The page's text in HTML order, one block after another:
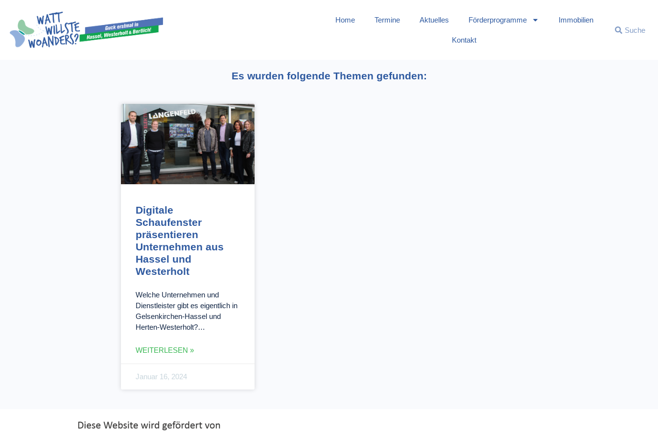
Home Termine Aktuelles Förderprogramme Immobilien
Kontakt
Es wurden folgende Themen gefunden:
Digitale
Schaufenster
präsentieren
Unternehmen aus
Hassel und
Westerholt
Welche Unternehmen und
Dienstleister gibt es eigentlich in
Gelsenkirchen-Hassel und
Herten-Westerholt?…
WEITERLESEN »
Januar 16, 2024